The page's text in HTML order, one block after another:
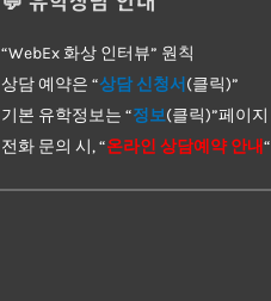
“WebEx 화상 인터뷰” 원칙
상담 예약은 “상담 신청서 (클릭)”
기본 유학정보는 “정보(클릭)”페이지
전화 문의 시, “온라인 상담예약 안내“